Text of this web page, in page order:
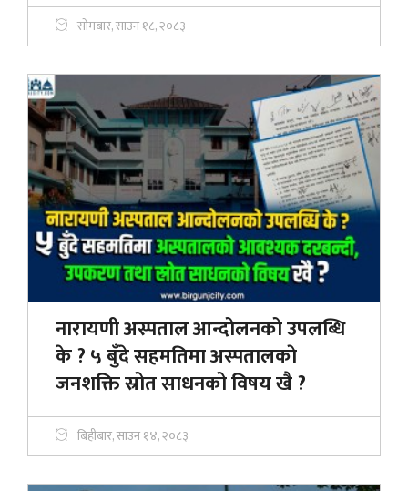
सोमबार, साउन १८, २०८३
नारायणी अस्पताल आन्दोलनको उपलब्धि
के ? ५ बुँदे सहमतिमा अस्पतालकाे
जनशक्ति स्रोत साधनको विषय खै ?
बिहीबार, साउन १४, २०८३